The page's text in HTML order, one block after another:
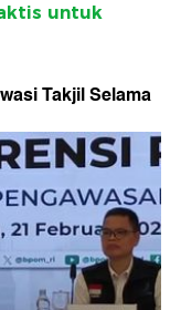
untuk
Takjil Selama